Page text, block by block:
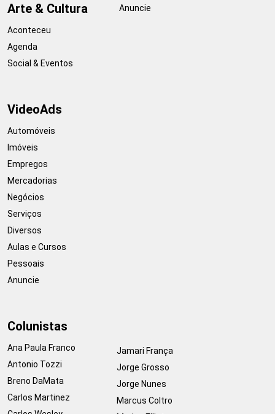
Arte & Cultura
Aconteceu
Agenda
Social & Eventos
Anuncie
VideoAds
Automóveis
Imóveis
Empregos
Mercadorias
Negócios
Serviços
Diversos
Aulas e Cursos
Pessoais
Anuncie
Colunistas
Ana Paula Franco
Antonio Tozzi
Breno DaMata
Carlos Martinez
Jamari França
Jorge Grosso
Jorge Nunes
Marcus Coltro